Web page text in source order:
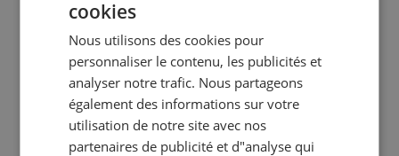
LinkedIn, XING, le site Web de votre entreprise et la
newsletter par e-mail. Lorsqu'il s'agit de
contributions d'invités dans des médias spécialisés
pertinents, l'effort en vaut particulièrement la
peine si le groupe cible y est actif.
cookies
Nous utilisons des cookies pour
personnaliser le contenu, les publicités et
analyser notre trafic. Nous partageons
également des informations sur votre
utilisation de notre site avec nos
partenaires de publicité et d"analyse qui